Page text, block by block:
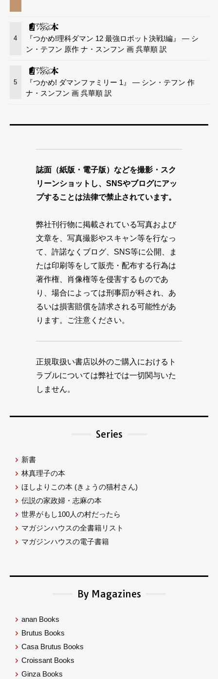
4
『つかめ!理科ダマン 12 最強ロボット決戦!編』 — シ
ン・テフン 原作 ナ・スンフン 画 呉華順 訳
5
『つかめ! ダマンファミリー 1』 — シン・テフン 作
ナ・スンフン 画 呉華順 訳
誌面（紙版・電子版）などを撮影・スク
リーンショットし、SNSやブログにアッ
プすることは法律で禁止されています。
弊社刊行物に掲載されている写真および
文章を、写真撮影やスキャン等を行なっ
て、許諾なくブログ、SNS等に公開、ま
たは印刷等をして販売・配布する行為は
著作権、肖像権等を侵害するものであ
り、場合によっては刑事罰が科され、あ
るいは損害賠償を請求される可能性があ
ります。ご注意ください。
正規取扱い書店以外のご購入におけるト
ラブルについては弊社では一切関与いた
しません。
Series
新書
林真理子の本
ほしよりこの本 (きょうの猫村さん)
伝説の家政婦・志麻の本
世界がもし100人の村だったら
マガジンハウスの全書籍リスト
マガジンハウスの電子書籍
By Magazines
anan Books
Brutus Books
Casa Brutus Books
Croissant Books
Ginza Books